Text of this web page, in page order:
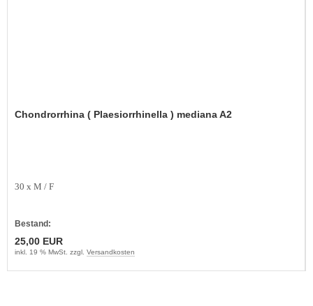
Chondrorrhina ( Plaesiorrhinella ) mediana A2
30 x M / F
Bestand:
25,00 EUR
inkl. 19 % MwSt. zzgl. Versandkosten